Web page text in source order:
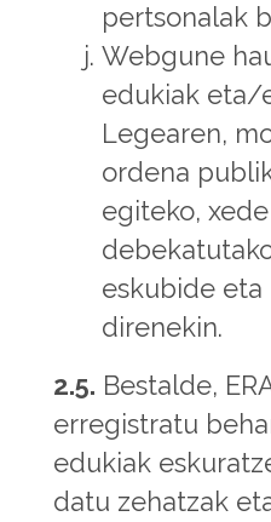
pertsonalak
Webgune
edukiak eta/
Legearen,
ordena
egiteko,
eskubide
direnekin.
2.5. Bestalde,
erregistratu
edukiak
datu zehatzak